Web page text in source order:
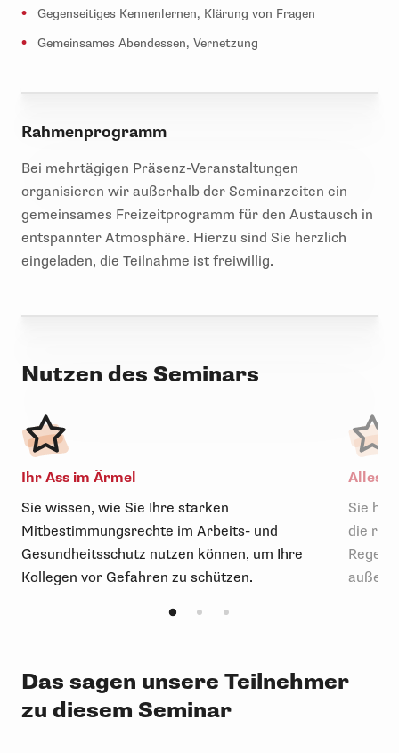
Gegenseitiges Kennenlernen, Klärung von Fragen
Gemeinsames Abendessen, Vernetzung
Rahmenprogramm
Bei mehrtägigen Präsenz-Veranstaltungen
organisieren wir außerhalb der Seminarzeiten ein
gemeinsames Freizeitprogramm für den Austausch in
entspannter Atmosphäre. Hierzu sind Sie herzlich
eingeladen, die Teilnahme ist freiwillig.
Nutzen des Seminars
Ihr Ass im Ärmel
Sie wissen, wie Sie Ihre starken
Mitbestimmungsrechte im Arbeits- und
Gesundheitsschutz nutzen können, um Ihre
Kollegen vor Gefahren zu schützen.
Alles
Sie
die
Das sagen unsere Teilnehmer
zu diesem Seminar